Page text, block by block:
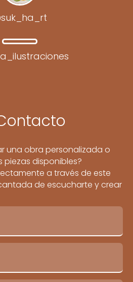
una obra personalizada o
piezas disponibles?
a través de este
de escucharte y crear